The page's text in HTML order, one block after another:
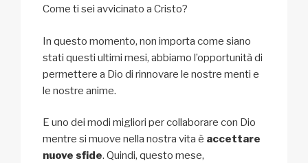
Come ti sei avvicinato a Cristo?
In questo momento, non importa come siano
stati questi ultimi mesi, abbiamo l’opportunità di
permettere a Dio di rinnovare le nostre menti e
le nostre anime.
E uno dei modi migliori per collaborare con Dio
mentre si muove nella nostra vita è accettare
nuove sfide. Quindi, questo mese,